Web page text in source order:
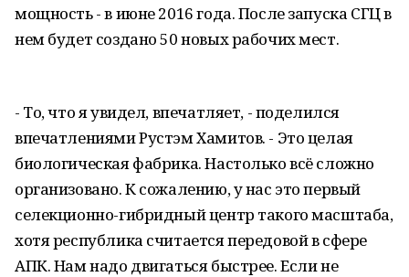
мощность - в июне 2016 года. После запуска СГЦ в
нем будет создано 50 новых рабочих мест.
- То, что я увидел, впечатляет, - поделился
впечатлениями Рустэм Хамитов. - Это целая
биологическая фабрика. Настолько всё сложно
организовано. К сожалению, у нас это первый
селекционно-гибридный центр такого масштаба,
хотя республика считается передовой в сфере
АПК. Нам надо двигаться быстрее. Если не